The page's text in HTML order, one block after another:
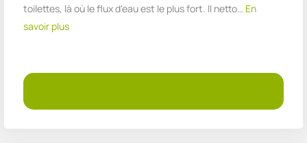
toilettes, là où le flux d'eau est le plus fort. Il netto… En
savoir plus